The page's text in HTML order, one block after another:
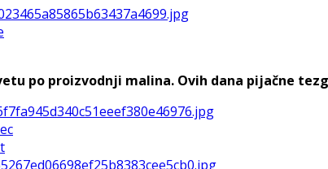
po proizvodnji malina. Ovih dana pijačne